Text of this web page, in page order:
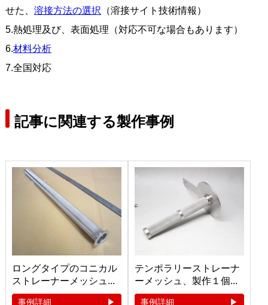
せた、 溶接方法の選択 （溶接サイト技術情報）
5.熱処理及び、表面処理（対応不可な場合もあります）
6.材料分析
7.全国対応
記事に関連する製作事例
ロングタイプのコニカル
ストレーナーメッシュ...
事例詳細
テンポラリーストレーナ
ーメッシュ、製作１個...
事例詳細